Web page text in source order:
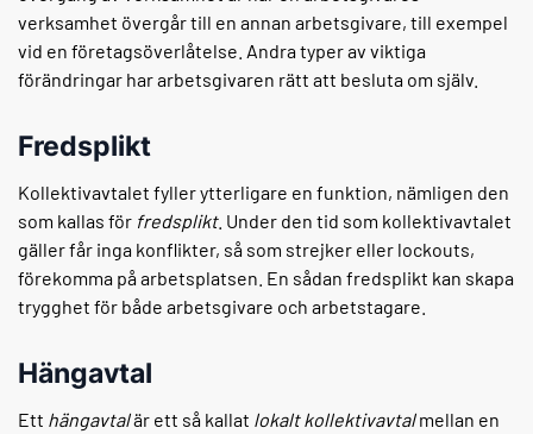
verksamhet övergår till en annan arbetsgivare, till exempel
vid en företagsöverlåtelse. Andra typer av viktiga
förändringar har arbetsgivaren rätt att besluta om själv.
Fredsplikt
Kollektivavtalet fyller ytterligare en funktion, nämligen den
som kallas för fredsplikt. Under den tid som kollektivavtalet
gäller får inga konflikter, så som strejker eller lockouts,
förekomma på arbetsplatsen. En sådan fredsplikt kan skapa
trygghet för både arbetsgivare och arbetstagare.
Hängavtal
Ett hängavtalär ett så kallat lokalt kollektivavtalmellan en